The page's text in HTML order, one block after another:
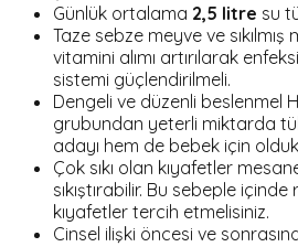
Günlük ortalama 2,5 litre su
Taze sebze meyve ve sıkılmış
vitamini alımı artırılarak
sistemi güçlendirilmeli.
Dengeli ve düzenli beslenmel
grubundan yeterli miktarda
adayı hem de bebek için
Çok sıkı olan kıyafetler
sıkıştırabilir. Bu sebeple
kıyafetler tercih etmelisiniz.
Cinsel ilişki öncesi ve